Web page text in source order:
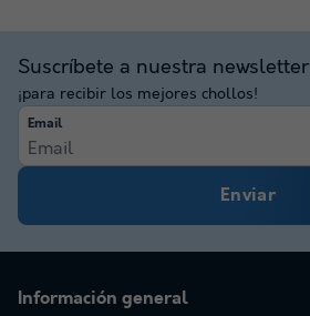
Suscríbete a nuestra newsletter
¡para recibir los mejores chollos!
Email
Enviar
Información general